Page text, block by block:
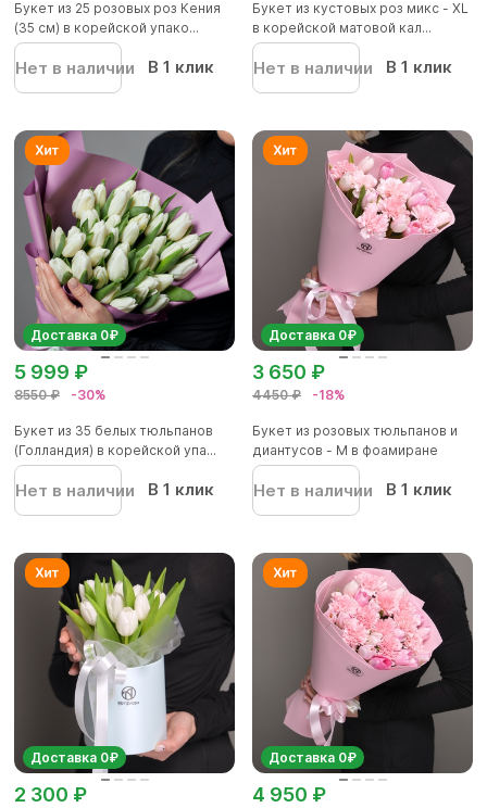
Букет из 25 розовых роз Кения
(35 см) в корейской упако...
Нет в наличии В 1 клик
Букет из кустовых роз микс - XL
в корейской матовой кал...
Нет в наличии В 1 клик
Доставка 0₽
8550 ₽ -30%
5 999 ₽
Букет из 35 белых тюльпанов
(Голландия) в корейской упа...
Нет в наличии В 1 клик
Доставка 0₽
4450 ₽ -18%
3 650 ₽
Букет из розовых тюльпанов и
диантусов - M в фоамиране
Нет в наличии В 1 клик
Доставка 0₽
2 300 ₽
Доставка 0₽
4 950 ₽